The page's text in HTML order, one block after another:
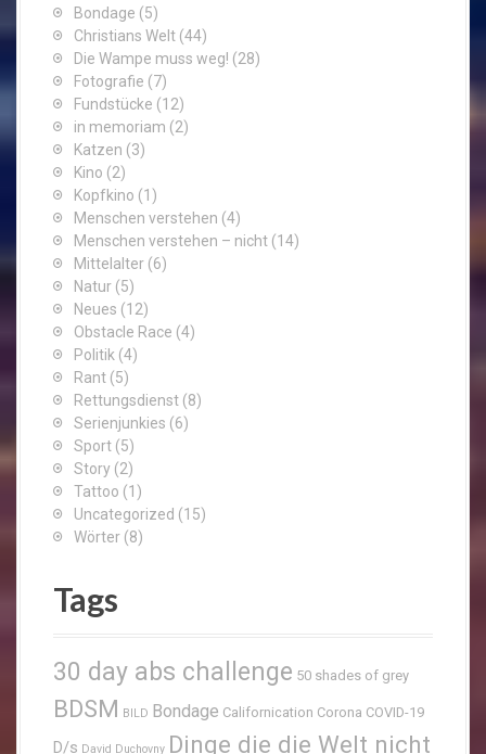
Bondage (5)
Christians Welt (44)
Die Wampe muss weg! (28)
Fotografie (7)
Fundstücke (12)
in memoriam (2)
Katzen (3)
Kino (2)
Kopfkino (1)
Menschen verstehen (4)
Menschen verstehen – nicht (14)
Mittelalter (6)
Natur (5)
Neues (12)
Obstacle Race (4)
Politik (4)
Rant (5)
Rettungsdienst (8)
Serienjunkies (6)
Sport (5)
Story (2)
Tattoo (1)
Uncategorized (15)
Wörter (8)
Tags
30 day abs challenge 50 shades of grey
BDSM BILD Bondage Californication Corona COVID-19
D/s David Duchovny Dinge die die Welt nicht